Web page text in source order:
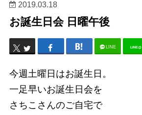
2019.03.18
お誕生日会 日曜午後
LINE LINE@
今週土曜日はお誕生日。
一足早いお誕生日会を
さちこさんのご自宅で